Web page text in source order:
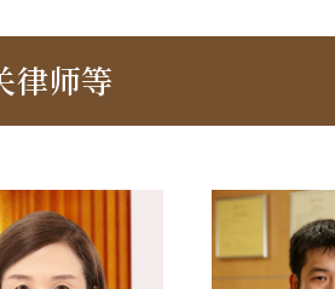
律师等